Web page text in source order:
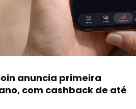
anuncia primeira
com cashback de até